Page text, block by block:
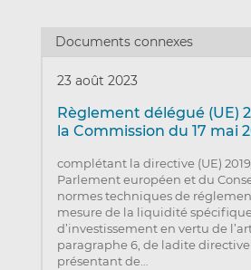
Documents connexes
23 août 2023
Règlement délégué (UE)
la Commission du 17 mai
complétant la directive (UE)
Parlement européen et du
normes techniques de
mesure de la liquidité
d’investissement en vertu de
paragraphe 6, de ladite directive
présentant de…